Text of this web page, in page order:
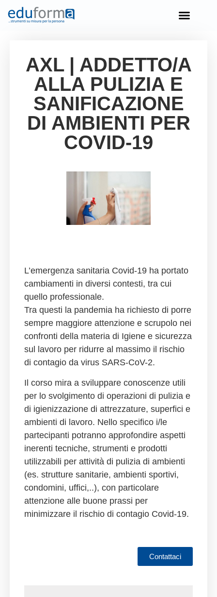
AXL | ADDETTO/A
ALLA PULIZIA E
SANIFICAZIONE
DI AMBIENTI PER
COVID-19
L’emergenza sanitaria Covid-19 ha portato
cambiamenti in diversi contesti, tra cui
quello professionale.
Tra questi la pandemia ha richiesto di porre
sempre maggiore attenzione e scrupolo nei
confronti della materia di Igiene e sicurezza
sul lavoro per ridurre al massimo il rischio
di contagio da virus SARS-CoV-2.
Il corso mira a sviluppare conoscenze utili
per lo svolgimento di operazioni di pulizia e
di igienizzazione di attrezzature, superfici e
ambienti di lavoro. Nello specifico i/le
partecipanti potranno approfondire aspetti
inerenti tecniche, strumenti e prodotti
utilizzabili per attività di pulizia di ambienti
(es. strutture sanitarie, ambienti sportivi,
condomini, uffici,..), con particolare
attenzione alle buone prassi per
minimizzare il rischio di contagio Covid-19.
Contattaci